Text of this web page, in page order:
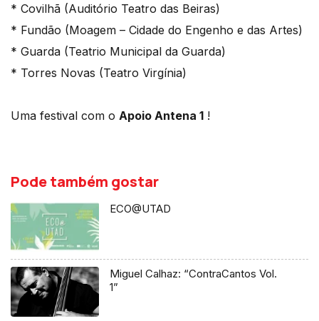
* Covilhã (Auditório Teatro das Beiras)
* Fundão (Moagem – Cidade do Engenho e das Artes)
* Guarda (Teatrio Municipal da Guarda)
* Torres Novas (Teatro Virgínia)
Uma festival com o Apoio Antena 1 !
Pode também gostar
ECO@UTAD
Miguel Calhaz: “ContraCantos Vol.
1”